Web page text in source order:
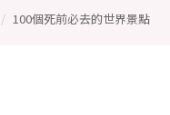
100個死前必去的世界景點